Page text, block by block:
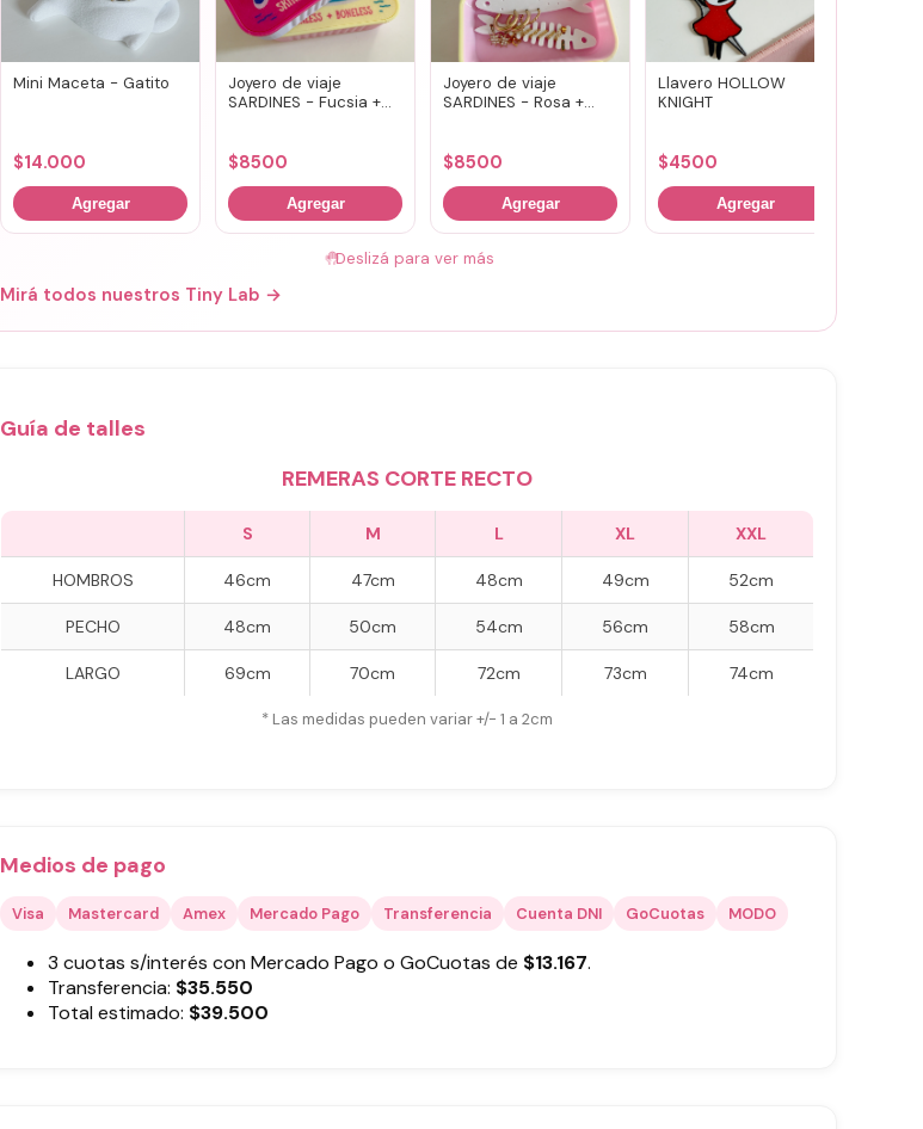
Mini Maceta - Gatito
$14.000
Agregar
Joyero de viaje
SARDINES - Fucsia +
$8500
Agregar
Joyero de viaje
SARDINES - Rosa +
$8500
Agregar
Llavero HOLLOW
KNIGHT
$4500
Agregar
🤚Deslizá para ver más
Mirá todos nuestros Tiny Lab →
Guía de talles
REMERAS CORTE RECTO
S M L XL XXL
HOMBROS 46cm 47cm 48cm 49cm 52cm
PECHO 48cm 50cm 54cm 56cm 58cm
LARGO 69cm 70cm 72cm 73cm 74cm
* Las medidas pueden variar +/- 1 a 2cm
Medios de pago
Visa Mastercard Amex Mercado Pago Transferencia Cuenta DNI GoCuotas MODO
3 cuotas s/interés con Mercado Pago o GoCuotas de $13.167.
Transferencia: $35.550
Total estimado: $39.500